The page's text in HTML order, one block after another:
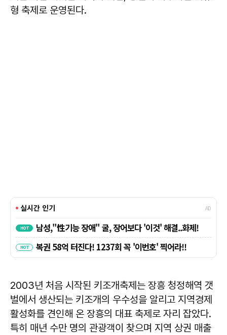
형 축제로 운영된다.
2003년 처음 시작된 키조개축제는 장흥 청정해역 갯
벌에서 생산되는 키조개의 우수성을 알리고 지역경제
활성화를 견인해 온 장흥의 대표 축제로 자리 잡았다.
특히 매년 수만 명의 관광객이 찾으며 지역 상권 매출